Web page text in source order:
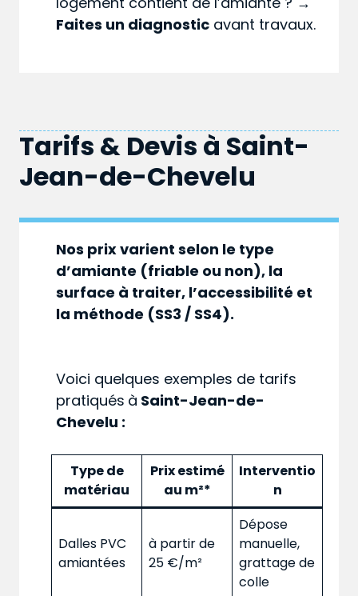
Faites un diagnostic avant travaux.
Tarifs & Devis à Saint-
Jean-de-Chevelu
Nos prix varient selon le type
d’amiante (friable ou non), la
surface à traiter, l’accessibilité et
la méthode (SS3 / SS4).
Voici quelques exemples de tarifs
pratiqués à Saint-Jean-de-
Chevelu :
Type de
matériau
Prix estimé
au m²*
Interventio
n
Dalles PVC
amiantées
à partir de
25 €/m²
Dépose
manuelle,
grattage de
colle